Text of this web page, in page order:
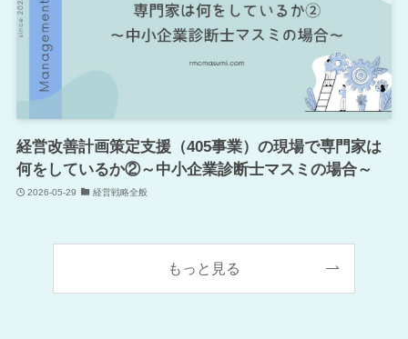
経営改善計画策定支援（405事業）の現場で専門家は
何をしているか②～中小企業診断士マスミの場合～
2026-05-29 経営戦略全般
もっと見る